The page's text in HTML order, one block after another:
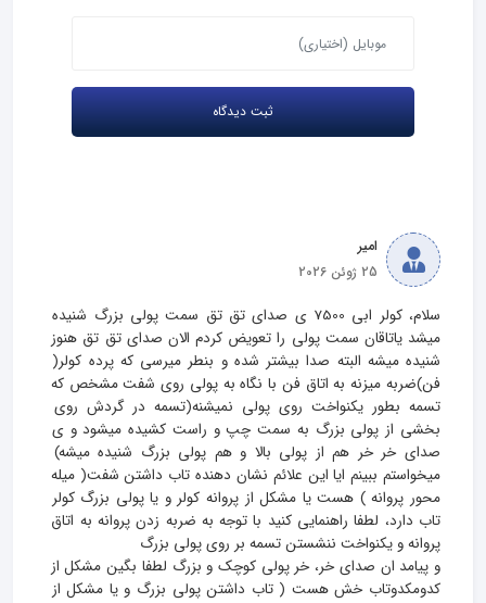
امیر
25 ژوئن 2026
سلام، کولر ابی 7500 ی صدای تق تق سمت پولی بزرگ شنیده
میشد یاتاقان سمت پولی را تعویض کردم الان صدای تق تق هنوز
شنیده میشه البته صدا بیشتر شده و بنطر میرسی که پرده کولر(
فن)ضربه میزنه به اتاق فن با نگاه به پولی روی شفت مشخص که
تسمه بطور یکنواخت روی پولی نمیشنه(تسمه در گردش روی
بخشی از پولی بزرگ به سمت چپ و راست کشیده میشود و ی
صدای خر خر هم از پولی بالا و هم پولی بزرگ شنیده میشه)
میخواستم ببینم ایا این علائم نشان دهنده تاب داشتن شفت( میله
محور پروانه ) هست یا مشکل از پروانه کولر و یا پولی بزرگ کولر
تاب دارد، لطفا راهنمایی کنید با توجه به ضربه زدن پروانه به اتاق
و پیامد ان صدای خر، خر پولی کوچک و بزرگ لطفا بگین مشکل از
کدومکدوتاب خش هست ( تاب داشتن پولی بزرگ و یا مشکل از